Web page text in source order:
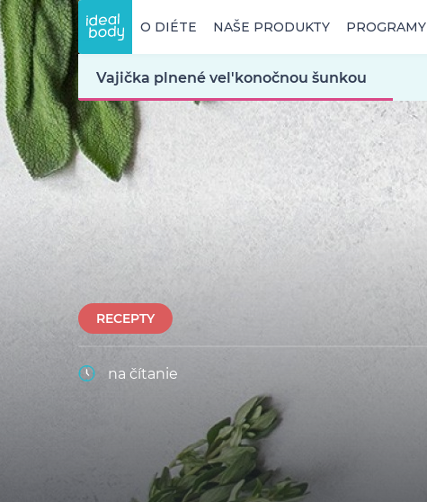
O DIÉTE NAŠE PRODUKTY PROGRAMY
RECEPTY
Vajička plnené vel'konočnou šunkou
na čítanie